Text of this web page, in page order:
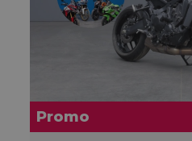
Promo